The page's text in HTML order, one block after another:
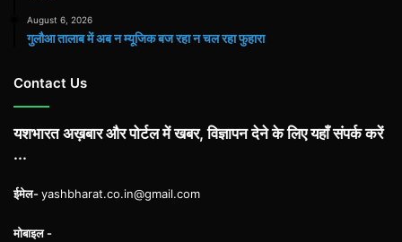
August 6, 2026
गुलौआ तालाब में अब न म्यूजिक बज रहा न चल रहा फुहारा
Contact Us
यशभारत अख़बार और पोर्टल में खबर, विज्ञापन देने के लिए यहाँ संपर्क करें
...
ईमेल-yashbharat.co.in@gmail.com
मोबाइल -